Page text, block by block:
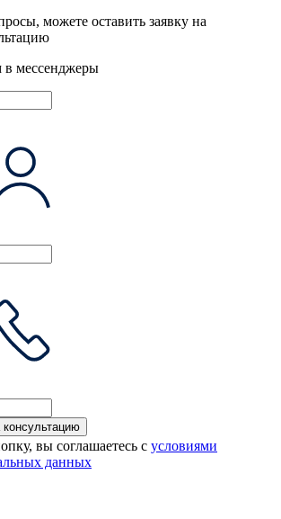
можете оставить заявку на
мессенджеры
консультацию
вы соглашаетесь с условиями
данных